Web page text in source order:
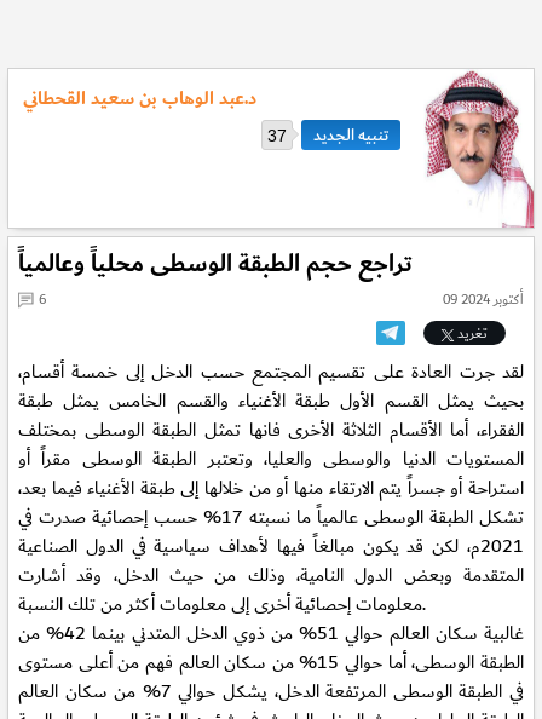
د.عبد الوهاب بن سعيد القحطاني
37
تراجع حجم الطبقة الوسطى محلياً وعالمياً
09 أكتوبر 2024
6
تغريد
لقد جرت العادة على تقسيم المجتمع حسب الدخل إلى خمسة أقسام،
بحيث يمثل القسم الأول طبقة الأغنياء والقسم الخامس يمثل طبقة
الفقراء، أما الأقسام الثلاثة الأخرى فانها تمثل الطبقة الوسطى بمختلف
المستويات الدنيا والوسطى والعليا، وتعتبر الطبقة الوسطى مقراً أو
استراحة أو جسراً يتم الارتقاء منها أو من خلالها إلى طبقة الأغنياء فيما بعد،
تشكل الطبقة الوسطى عالمياً ما نسبته 17% حسب إحصائية صدرت في
2021م، لكن قد يكون مبالغاً فيها لأهداف سياسية في الدول الصناعية
المتقدمة وبعض الدول النامية، وذلك من حيث الدخل، وقد أشارت
معلومات إحصائية أخرى إلى معلومات أكثر من تلك النسبة.
غالبية سكان العالم حوالي 51% من ذوي الدخل المتدني بينما 42% من
الطبقة الوسطى، أما حوالي 15% من سكان العالم فهم من أعلى مستوى
في الطبقة الوسطى المرتفعة الدخل، يشكل حوالي 7% من سكان العالم